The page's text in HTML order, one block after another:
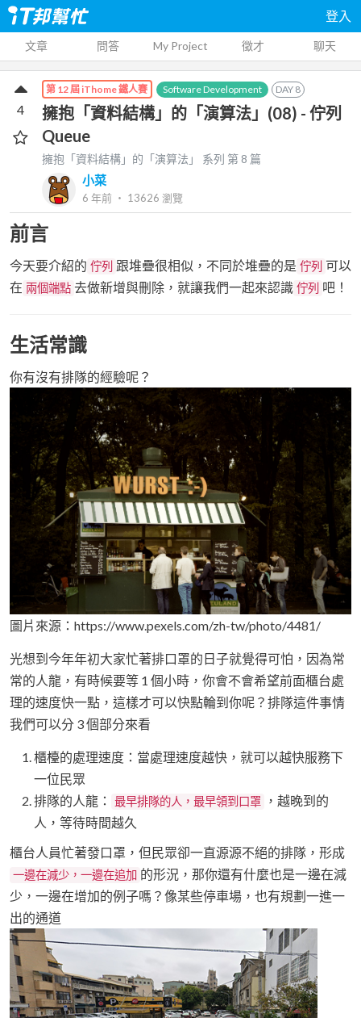
登入
文章 問答 My Project 徵才 聊天
第 12 屆 iThome 鐵人賽 Software Development DAY 8
擁抱「資料結構」的「演算法」(08) - 佇列
Queue
擁抱「資料結構」的「演算法」 系列 第 8 篇
小菜
6 年前 ‧ 13626 瀏覽
4
前言
今天要介紹的 佇列 跟堆疊很相似，不同於堆疊的是 佇列 可以
在 兩個端點 去做新增與刪除，就讓我們一起來認識 佇列 吧！
生活常識
你有沒有排隊的經驗呢？
圖片來源：https://www.pexels.com/zh-tw/photo/4481/
光想到今年年初大家忙著排口罩的日子就覺得可怕，因為常
常的人龍，有時候要等 1 個小時，你會不會希望前面櫃台處
理的速度快一點，這樣才可以快點輪到你呢？排隊這件事情
我們可以分 3 個部分來看
櫃檯的處理速度：當處理速度越快，就可以越快服務下
一位民眾
排隊的人龍：
最早排隊的人，最早領到口罩
，越晚到的
人，等待時間越久
櫃台人員忙著發口罩，但民眾卻一直源源不絕的排隊，形成
一邊在減少，一邊在追加 的形況，那你還有什麼也是一邊在減
少，一邊在增加的例子嗎？像某些停車場，也有規劃一進一
出的通道